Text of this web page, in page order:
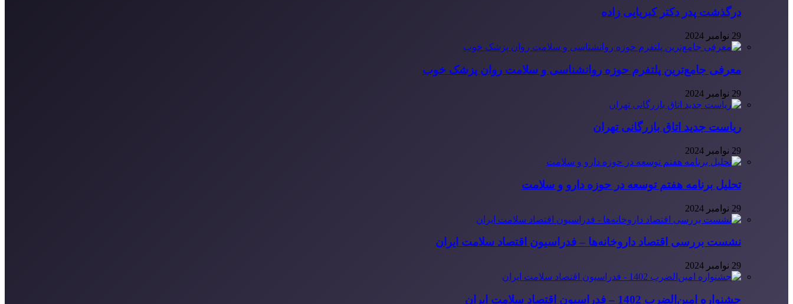
درگذشت پدر دکتر کبریایی زاده
29 نوامبر 2024
معرفی جامع‌ترین پلتفرم حوزه روانشناسی و سلامت روان پزشک خوب
29 نوامبر 2024
ریاست جدید اتاق بازرگانی تهران
29 نوامبر 2024
تحلیل برنامه هفتم توسعه در حوزه دارو و سلامت
29 نوامبر 2024
نشست بررسی اقتصاد داروخانه‌ها – فدراسیون اقتصاد سلامت ایران
29 نوامبر 2024
جشنواره امین‌الضرب 1402 – فدراسیون اقتصاد سلامت ایران